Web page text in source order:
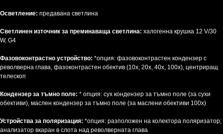
Осветление: предавана светлина
Светлинен източник за преминаваща светлина: халогенна крушка 12 V/30
W, G4
Фазовоконтрастно устройство: *опция: фазовоконтрастен кондензер с
револверна глава, фазоконтрастен обектив (10x, 20x, 40x, 100x), центриращ
телескоп
Кондензер за тъмно поле: * опция: сух кондензер за тъмно поле (за сухи
обективи), маслен кондензер за тъмно поле (за маслени обективи 100x)
Устройства за поляризация: *опция: разположен на колектора поляризатор;
анализатор вкаран в слота над револверната глава